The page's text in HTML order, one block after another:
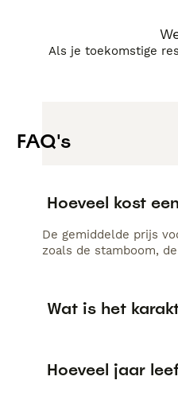
Als je toekomstige
FAQ's
Hoeveel kost
De gemiddelde prijs
zoals de stamboom,
Wat is het
Hoeveel jaar